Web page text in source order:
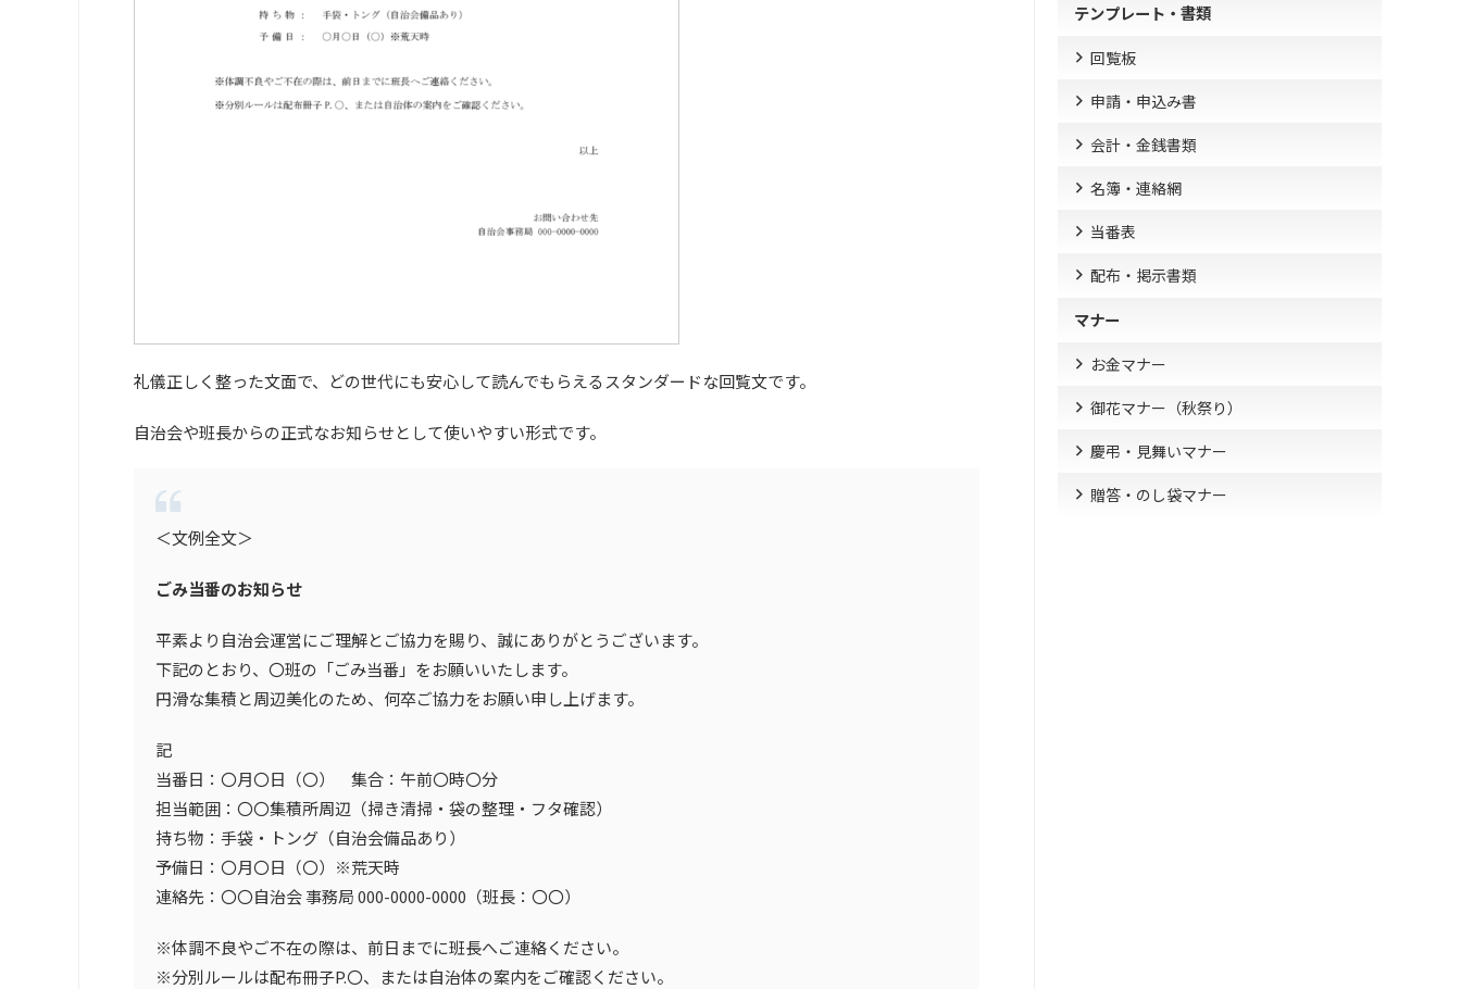
礼儀正しく整った文面で、どの世代にも安心して読んでもらえるスタンダードな回覧文です。
自治会や班長からの正式なお知らせとして使いやすい形式です。
＜文例全文＞
ごみ当番のお知らせ
平素より自治会運営にご理解とご協力を賜り、誠にありがとうございます。
下記のとおり、〇班の「ごみ当番」をお願いいたします。
円滑な集積と周辺美化のため、何卒ご協力をお願い申し上げます。
記
当番日：〇月〇日（〇） 集合：午前〇時〇分
担当範囲：〇〇集積所周辺（掃き清掃・袋の整理・フタ確認）
持ち物：手袋・トング（自治会備品あり）
予備日：〇月〇日（〇）※荒天時
連絡先：〇〇自治会 事務局 000-0000-0000（班長：〇〇）
※体調不良やご不在の際は、前日までに班長へご連絡ください。
※分別ルールは配布冊子P.〇、または自治体の案内をご確認ください。
テンプレート・書類
回覧板
申請・申込み書
会計・金銭書類
名簿・連絡網
当番表
配布・掲示書類
マナー
お金マナー
御花マナー（秋祭り）
慶弔・見舞いマナー
贈答・のし袋マナー